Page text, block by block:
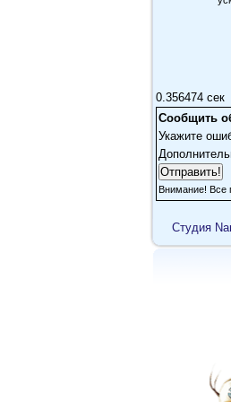
0.356474 сек
Сообщить
Укажите
Внимание! Все
Cтудия